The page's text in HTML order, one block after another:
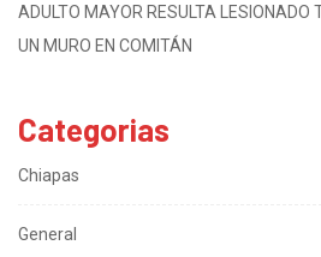
ADULTO MAYOR RESULTA LESIONADO
UN MURO EN COMITÁN
Categorias
Chiapas
General